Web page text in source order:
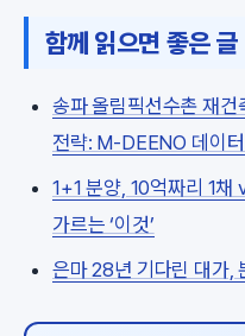
함께 읽으면 좋은 글
송파 올림픽선수촌 재
전략: M-DEENO 데이
1+1 분양, 10억짜리 1채
가르는 ‘이것’
은마 28년 기다린 대가,